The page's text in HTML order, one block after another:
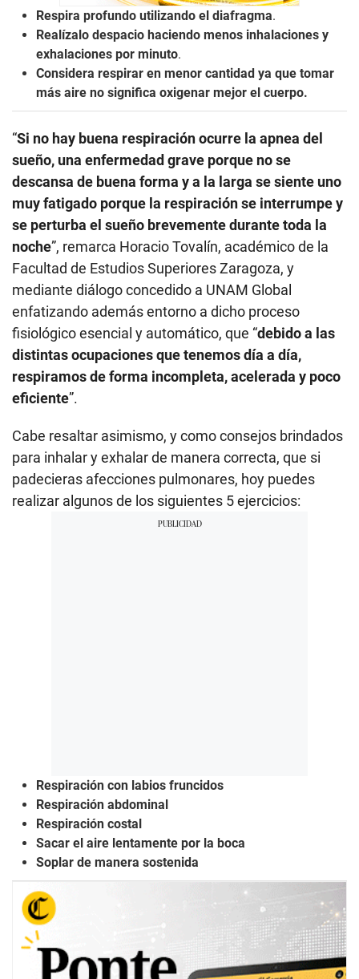
Respira profundo utilizando el diafragma.
Realízalo despacio haciendo menos inhalaciones y
exhalaciones por minuto.
Considera respirar en menor cantidad ya que tomar
más aire no significa oxigenar mejor el cuerpo.
“Si no hay buena respiración ocurre la apnea del
sueño, una enfermedad grave porque no se
descansa de buena forma y a la larga se siente uno
muy fatigado porque la respiración se interrumpe y
se perturba el sueño brevemente durante toda la
noche”, remarca Horacio Tovalín, académico de la
Facultad de Estudios Superiores Zaragoza, y
mediante diálogo concedido a UNAM Global
enfatizando además entorno a dicho proceso
fisiológico esencial y automático, que “debido a las
distintas ocupaciones que tenemos día a día,
respiramos de forma incompleta, acelerada y poco
eficiente”.
Cabe resaltar asimismo, y como consejos brindados
para inhalar y exhalar de manera correcta, que si
padecieras afecciones pulmonares, hoy puedes
realizar algunos de los siguientes 5 ejercicios:
Respiración con labios fruncidos
Respiración abdominal
Respiración costal
Sacar el aire lentamente por la boca
Soplar de manera sostenida